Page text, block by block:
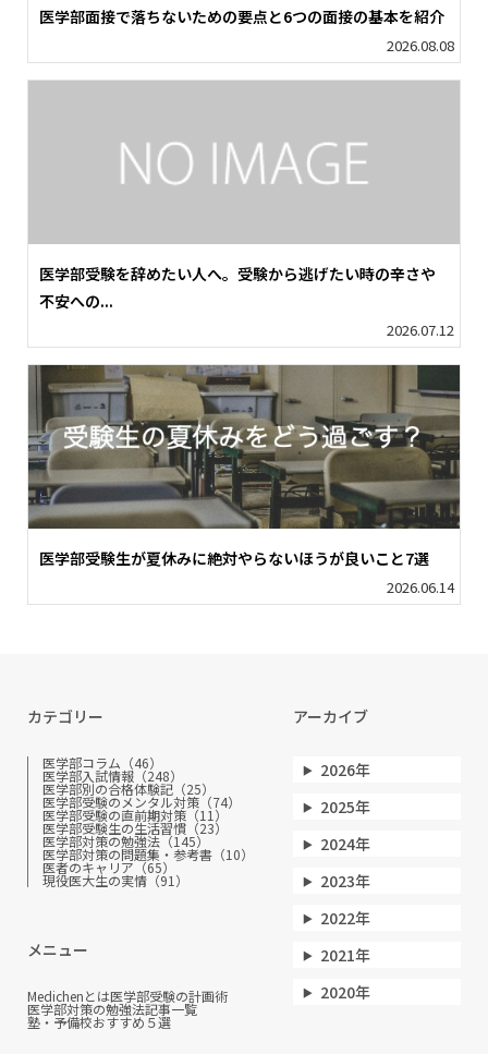
医学部面接で落ちないための要点と6つの面接の基本を紹介
2026.08.08
医学部受験を辞めたい人へ。受験から逃げたい時の辛さや
不安への...
2026.07.12
医学部受験生が夏休みに絶対やらないほうが良いこと7選
2026.06.14
カテゴリー
医学部コラム（46）
医学部入試情報（248）
医学部別の合格体験記（25）
医学部受験のメンタル対策（74）
医学部受験の直前期対策（11）
医学部受験生の生活習慣（23）
医学部対策の勉強法（145）
医学部対策の問題集・参考書（10）
医者のキャリア（65）
現役医大生の実情（91）
メニュー
Medichenとは医学部受験の計画術
医学部対策の勉強法記事一覧
塾・予備校おすすめ５選
アーカイブ
2026年
2025年
2024年
2023年
2022年
2021年
2020年